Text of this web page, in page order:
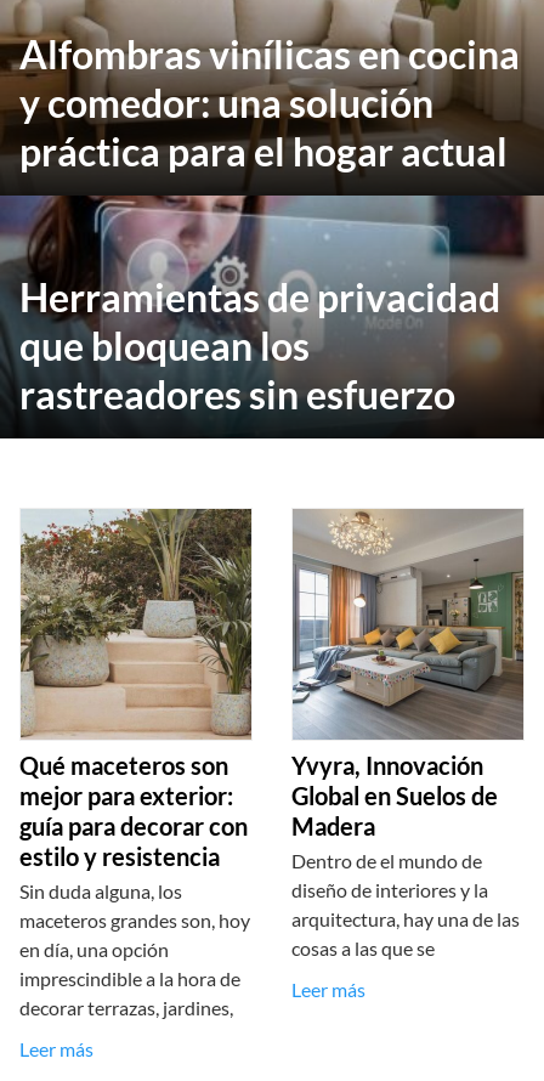
Alfombras vinílicas en cocina
y comedor: una solución
práctica para el hogar actual
Herramientas de privacidad
que bloquean los
rastreadores sin esfuerzo
Qué maceteros son
mejor para exterior:
guía para decorar con
estilo y resistencia
Sin duda alguna, los
maceteros grandes son, hoy
en día, una opción
imprescindible a la hora de
decorar terrazas, jardines,
Leer más
Yvyra, Innovación
Global en Suelos de
Madera
Dentro de el mundo de
diseño de interiores y la
arquitectura, hay una de las
cosas a las que se
Leer más